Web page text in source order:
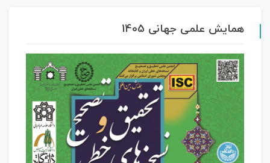
همایش علمی جهانی 1405